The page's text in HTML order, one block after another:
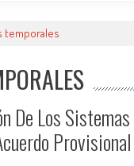
temporales
De Los